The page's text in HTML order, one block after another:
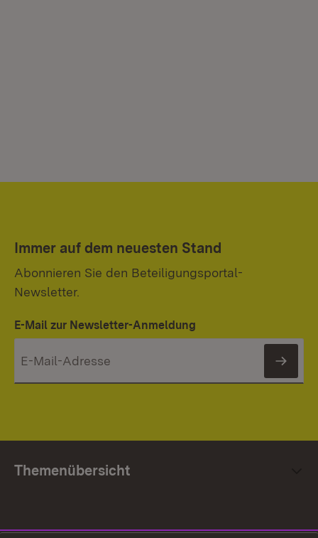
Immer auf dem neuesten Stand
Abonnieren Sie den Beteiligungsportal-
Newsletter.
E-Mail zur Newsletter-Anmeldung
Themenübersicht